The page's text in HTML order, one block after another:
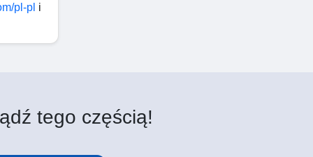
pl-pl i
tego częścią!